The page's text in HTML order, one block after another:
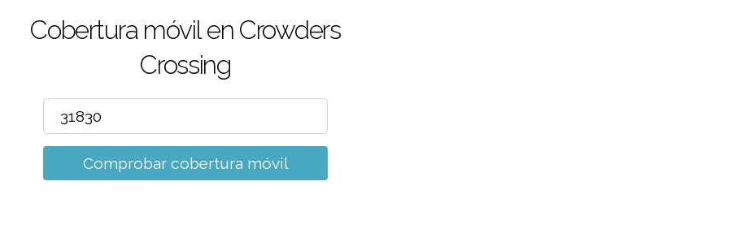
Cobertura móvil en Crowders
Crossing
Comprobar cobertura móvil